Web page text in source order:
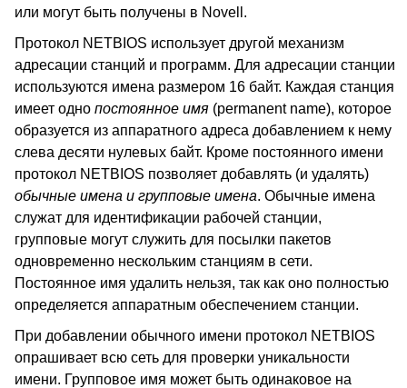
или могут быть получены в Novell.
Протокол NETBIOS использует другой механизм
адресации станций и программ. Для адресации станции
используются имена размером 16 байт. Каждая станция
имеет одно постоянное имя (permanent name), которое
образуется из аппаратного адреса добавлением к нему
слева десяти нулевых байт. Кроме постоянного имени
протокол NETBIOS позволяет добавлять (и удалять)
обычные имена и групповые имена. Обычные имена
служат для идентификации рабочей станции,
групповые могут служить для посылки пакетов
одновременно нескольким станциям в сети.
Постоянное имя удалить нельзя, так как оно полностью
определяется аппаратным обеспечением станции.
При добавлении обычного имени протокол NETBIOS
опрашивает всю сеть для проверки уникальности
имени. Групповое имя может быть одинаковое на